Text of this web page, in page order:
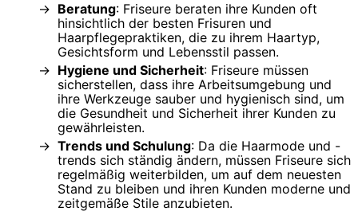
Beratung: Friseure beraten ihre Kunden oft
hinsichtlich der besten Frisuren und
Haarpflegepraktiken, die zu ihrem Haartyp,
Gesichtsform und Lebensstil passen.
Hygiene und Sicherheit: Friseure müssen
sicherstellen, dass ihre Arbeitsumgebung und
ihre Werkzeuge sauber und hygienisch sind, um
die Gesundheit und Sicherheit ihrer Kunden zu
gewährleisten.
Trends und Schulung: Da die Haarmode und -
trends sich ständig ändern, müssen Friseure sich
regelmäßig weiterbilden, um auf dem neuesten
Stand zu bleiben und ihren Kunden moderne und
zeitgemäße Stile anzubieten.